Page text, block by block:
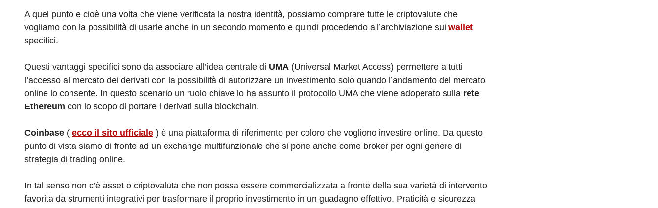
A quel punto e cioè una volta che viene verificata la nostra identità, possiamo comprare tutte le criptovalute che
vogliamo con la possibilità di usarle anche in un secondo momento e quindi procedendo all’archiviazione sui wallet
specifici.
Questi vantaggi specifici sono da associare all’idea centrale di UMA (Universal Market Access) permettere a tutti
l’accesso al mercato dei derivati con la possibilità di autorizzare un investimento solo quando l’andamento del mercato
online lo consente. In questo scenario un ruolo chiave lo ha assunto il protocollo UMA che viene adoperato sulla rete
Ethereum con lo scopo di portare i derivati sulla blockchain.
Coinbase ( ecco il sito ufficiale ) è una piattaforma di riferimento per coloro che vogliono investire online. Da questo
punto di vista siamo di fronte ad un exchange multifunzionale che si pone anche come broker per ogni genere di
strategia di trading online.
In tal senso non c’è asset o criptovaluta che non possa essere commercializzata a fronte della sua varietà di intervento
favorita da strumenti integrativi per trasformare il proprio investimento in un guadagno effettivo. Praticità e sicurezza